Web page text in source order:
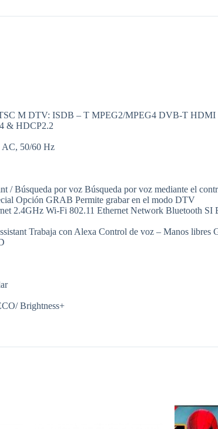
M DTV: ISDB – T MPEG2/MPEG4 DVB-T HDMI
& HDCP2.2
AC, 50/60 Hz
/ Búsqueda por voz Búsqueda por voz mediante el
Opción GRAB Permite grabar en el modo DTV
2.4GHz Wi-Fi 802.11 Ethernet Network Bluetooth
Trabaja con Alexa Control de voz – Manos libres
Brightness+